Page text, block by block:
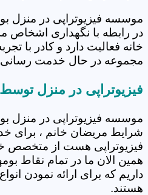
موسسه فیزیوتراپی در منزل
در رابطه با نگهداری اشخاص
خانه فعالیت دارد و کادر با
مجموعه در حال خدمت رسانی
فیزیوتراپی در منزل
موسسه فیزیوتراپی در منزل
شرایط مریضان خانم ، برای
فیزیوتراپی هست از متخصص
همین الان ما در تمام نقاط
داریم که برای ارائه نمودن
هستند.